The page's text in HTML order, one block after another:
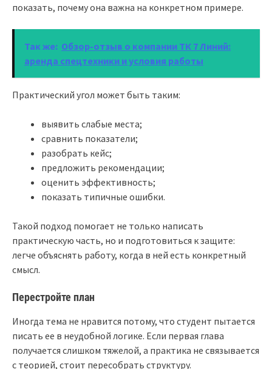
показать, почему она важна на конкретном примере.
Так же: Обзор-отзыв о компании ТК 7 Линий:
аренда спецтехники и условия работы
Практический угол может быть таким:
выявить слабые места;
сравнить показатели;
разобрать кейс;
предложить рекомендации;
оценить эффективность;
показать типичные ошибки.
Такой подход помогает не только написать
практическую часть, но и подготовиться к защите:
легче объяснять работу, когда в ней есть конкретный
смысл.
Перестройте план
Иногда тема не нравится потому, что студент пытается
писать ее в неудобной логике. Если первая глава
получается слишком тяжелой, а практика не связывается
с теорией, стоит пересобрать структуру.